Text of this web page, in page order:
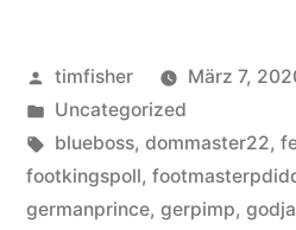
Veröffentlicht
von
timfisher
März 7,
Veröffentlicht
in
Uncategorized
Schlagwörter:
blueboss, dommaster22,
footkingspoll,
germanprince, gerpimp,